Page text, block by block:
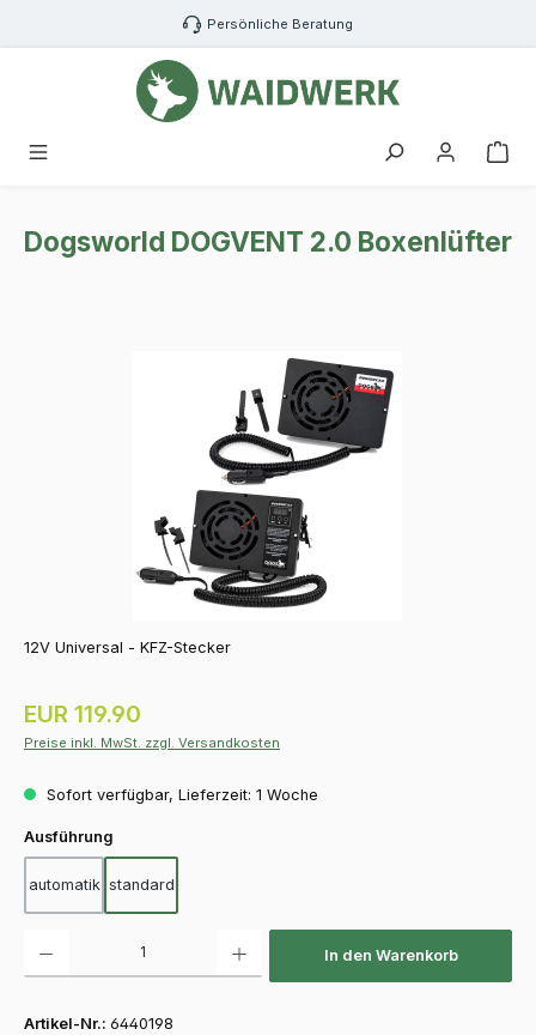
Zum Hauptinhalt springen Persönliche Beratung
Dogsworld DOGVENT 2.0 Boxenlüfter
12V Universal - KFZ-Stecker
Regulärer Preis:
EUR 119.90
Preise inkl. MwSt. zzgl. Versandkosten
Sofort verfügbar, Lieferzeit: 1 Woche
Ausführung
automatik standard
In den Warenkorb
Artikel-Nr.: 6440198